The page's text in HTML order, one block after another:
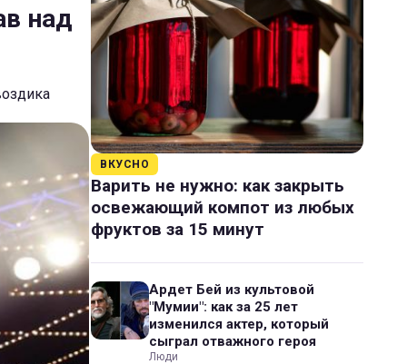
над
ВКУСНО
Варить не нужно: как закрыть
освежающий компот из любых
фруктов за 15 минут
Ардет Бей из культовой
"Мумии": как за 25 лет
изменился актер, который
сыграл отважного героя
Люди